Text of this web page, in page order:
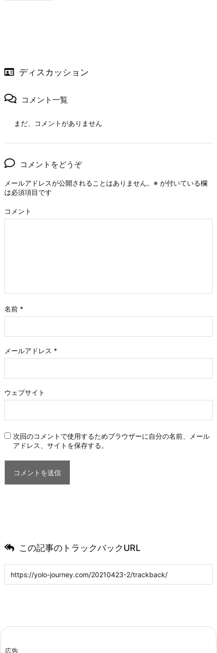
ディスカッション
コメント一覧
まだ、コメントがありません
コメントをどうぞ
メールアドレスが公開されることはありません。 ※ が付いている欄
は必須項目です
コメント
名前 *
メールアドレス *
ウェブサイト
次回のコメントで使用するためブラウザーに自分の名前、メール
アドレス、サイトを保存する。
この記事のトラックバックURL
広告